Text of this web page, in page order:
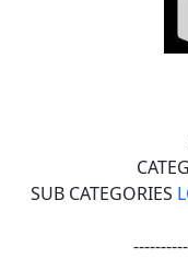
SUB CATEGORIES